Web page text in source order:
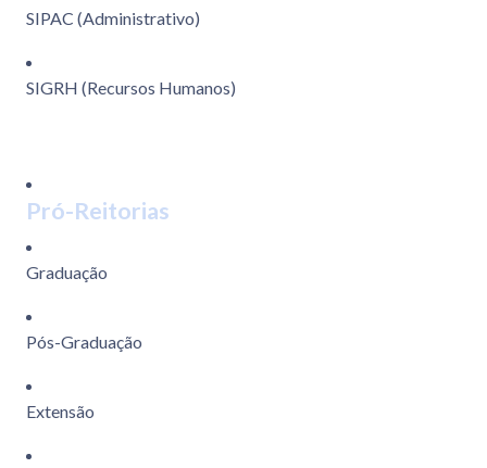
SIPAC (Administrativo)
SIGRH (Recursos Humanos)
Pró-Reitorias
Graduação
Pós-Graduação
Extensão